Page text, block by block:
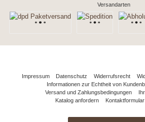
Versandarten
Impressum Datenschutz Widerrufsrecht
Informationen zur Echtheit von
Versand und Zahlungsbedingungen
Katalog anfordern
Kontaktformular